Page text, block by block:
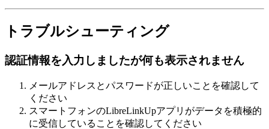
トラブルシューティング
認証情報を入力しましたが何も表示されません
メールアドレスとパスワードが正しいことを確認して
ください
スマートフォンのLibreLinkUpアプリがデータを積極的
に受信していることを確認してください